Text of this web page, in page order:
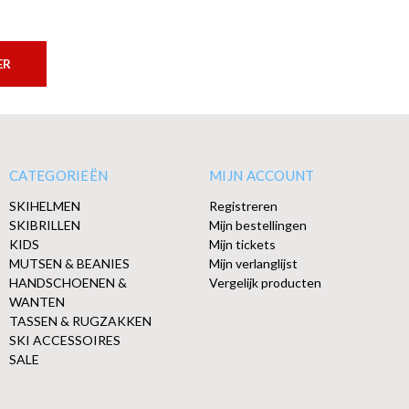
CATEGORIEËN
SKIHELMEN
SKIBRILLEN
KIDS
MUTSEN & BEANIES
HANDSCHOENEN &
WANTEN
TASSEN & RUGZAKKEN
SKI ACCESSOIRES
SALE
MIJN ACCOUNT
Registreren
Mijn bestellingen
Mijn tickets
Mijn verlanglijst
Vergelijk producten